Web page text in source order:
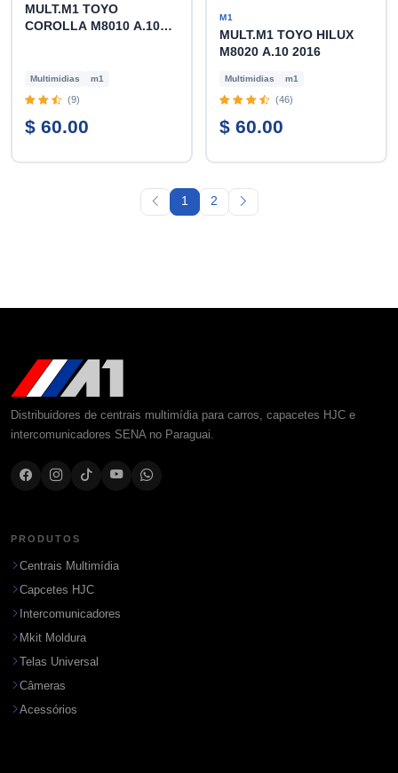
MULT.M1 TOYO
COROLLA M8010 A.10
Multimidias m1
(9)
$ 60.00
M1
MULT.M1 TOYO HILUX
M8020 A.10 2016
Multimidias m1
(46)
$ 60.00
1 2
Distribuidores de centrais multimídia para carros, capacetes HJC e
intercomunicadores SENA no Paraguai.
PRODUTOS
Centrais Multimídia
Capcetes HJC
Intercomunicadores
Mkit Moldura
Telas Universal
Câmeras
Acessórios